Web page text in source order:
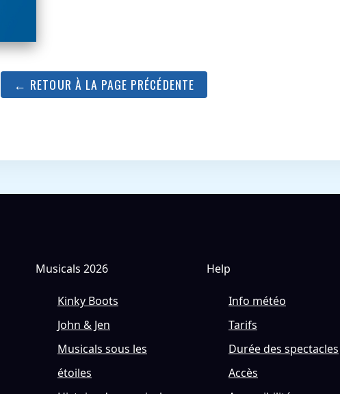
← RETOUR À LA PAGE PRÉCÉDENTE
Musicals 2026
Kinky Boots
John & Jen
Musicals sous les
étoiles
Help
Info météo
Tarifs
Durée des spectacles
Accès